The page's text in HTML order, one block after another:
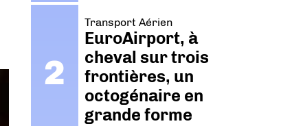
Transport Aérien
EuroAirport, à
cheval sur trois
frontières, un
octogénaire en
grande forme